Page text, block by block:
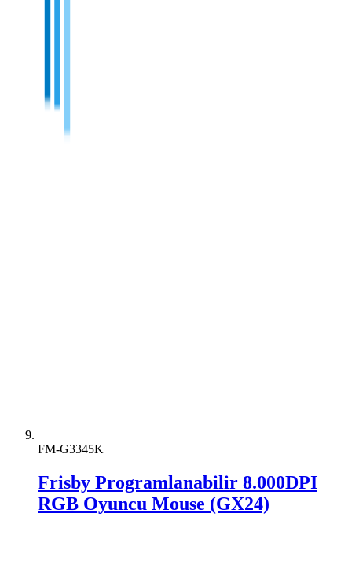
FM-G3345K
Frisby Programlanabilir 8.000DPI
RGB Oyuncu Mouse (GX24)